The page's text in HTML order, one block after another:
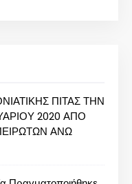
ΠΙΤΑΣ ΤΗΝ
2020 ΑΠΟ
ΑΝΩ